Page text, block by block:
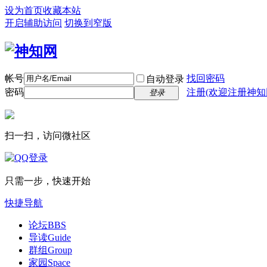
设为首页收藏本站
开启辅助访问 切换到窄版
帐号 自动登录 找回密码
密码
登录 注册(欢迎注册神
扫一扫，访问微社区
只需一步，快速开始
快捷导航
论坛BBS
导读Guide
群组Group
家园 Space